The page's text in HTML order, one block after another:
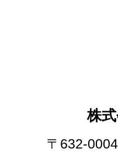
株
〒632-